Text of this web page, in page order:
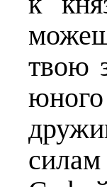
твою
юного